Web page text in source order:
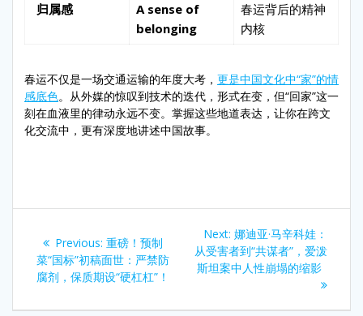
归属感
A sense of
belonging
春运背后的精神
内核
春运不仅是一场交通运输的年度大考， 更是中国文化中“家”的情
感底色。从外媒的惊叹到技术的迭代，形式在变，但“回家”这一
刻在血液里的律动永远不变。掌握这些地道表达，让你在跨文
化交流中，更有深度地讲述中国故事。
navigation
Previous: Previous
post:
重磅！预制
菜“国标”初稿面世：严禁防
腐剂，保质期设“硬杠杠”！
Next: Next
post:
娜迪亚·马辛科娃：
从受害者到“共谋者”，爱泼
斯坦案中人性崩塌的缩影